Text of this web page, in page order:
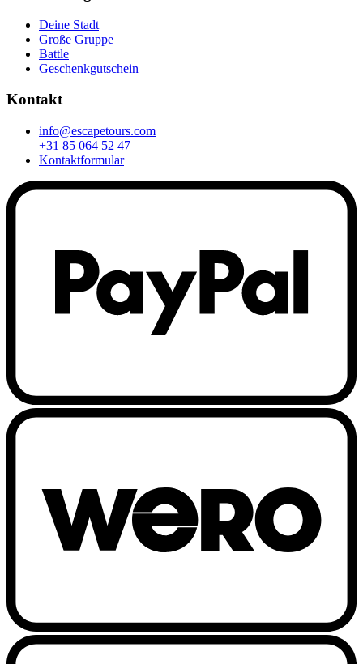
Deine Stadt
Große Gruppe
Battle
Geschenkgutschein
Kontakt
info@escapetours.com
+31 85 064 52 47
Kontaktformular